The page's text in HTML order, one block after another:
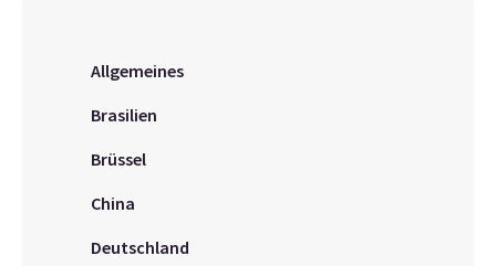
Allgemeines
Brasilien
Brüssel
China
Deutschland